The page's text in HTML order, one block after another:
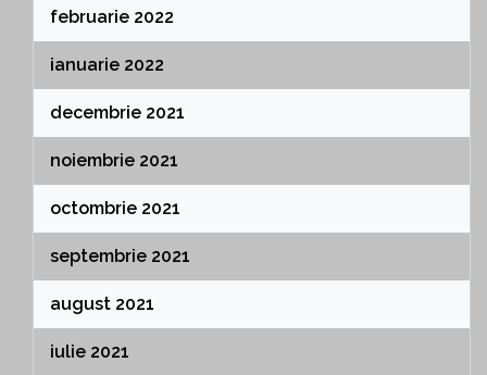
februarie 2022
ianuarie 2022
decembrie 2021
noiembrie 2021
octombrie 2021
septembrie 2021
august 2021
iulie 2021